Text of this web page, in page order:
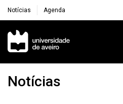
Notícias Agenda
Navegação Principal
Notícias